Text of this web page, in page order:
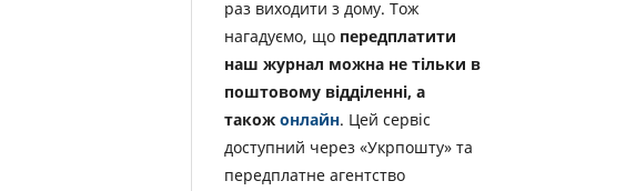
раз виходити з дому. Тож
нагадуємо, що передплатити
наш журнал можна не тільки в
поштовому відділенні, а
також онлайн. Цей сервіс
доступний через «Укрпошту» та
передплатне агентство